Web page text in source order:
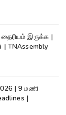
இருக்க |
| TNAssembly
| 9 மணி
|